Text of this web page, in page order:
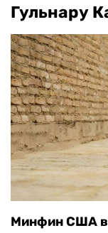
Гульнару
Минфин США